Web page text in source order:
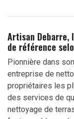
Artisan Debarre,
de référence
Pionnière dans
entreprise de
propriétaires les
des services de
nettoyage de